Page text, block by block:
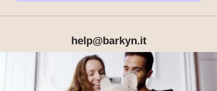
help@barkyn.it